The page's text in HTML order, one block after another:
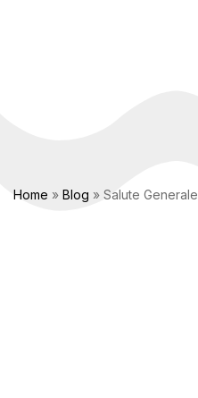
Home » Blog » Salute Generale